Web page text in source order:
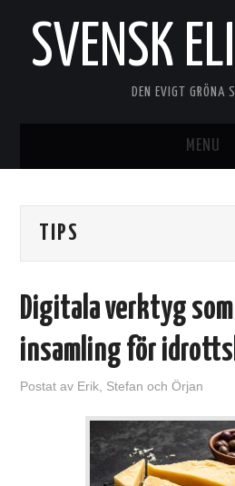
SVENSK
DEN EVIGT GRÖNA
MENU
KOM IGÅNG MED PINGIS
VÄRLDSPINGIS
TIPS
Digitala verktyg
insamling för
Postatav Erik, Stefan och Örjan